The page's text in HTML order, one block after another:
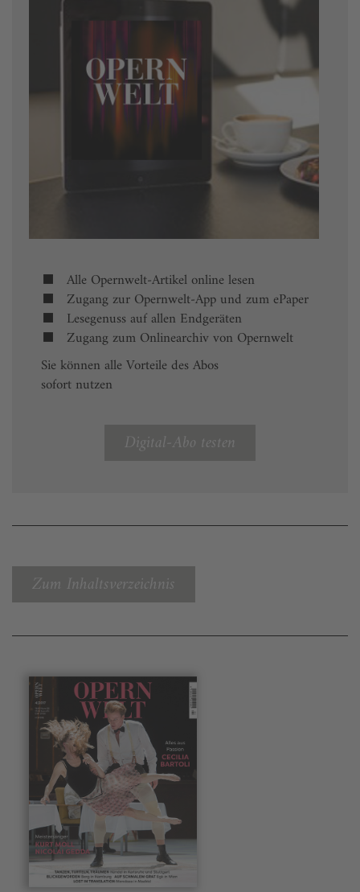
Alle Opernwelt-Artikel online lesen
Zugang zur Opernwelt-App und zum ePaper
Lesegenuss auf allen Endgeräten
Zugang zum Onlinearchiv von Opernwelt
Sie können alle Vorteile des Abos
sofort nutzen
Digital-Abo testen
Zum Inhaltsverzeichnis